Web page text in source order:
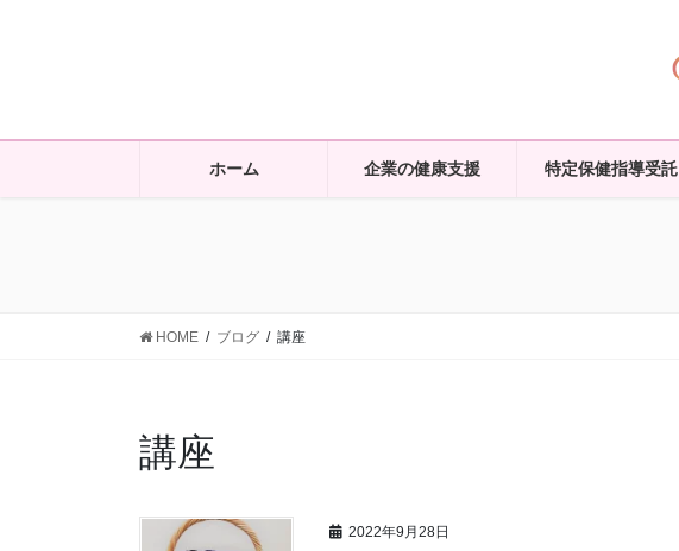
ホーム 企業の健康支援 特定保健指導受託
HOME ブログ 講座
講座
2022年9月28日